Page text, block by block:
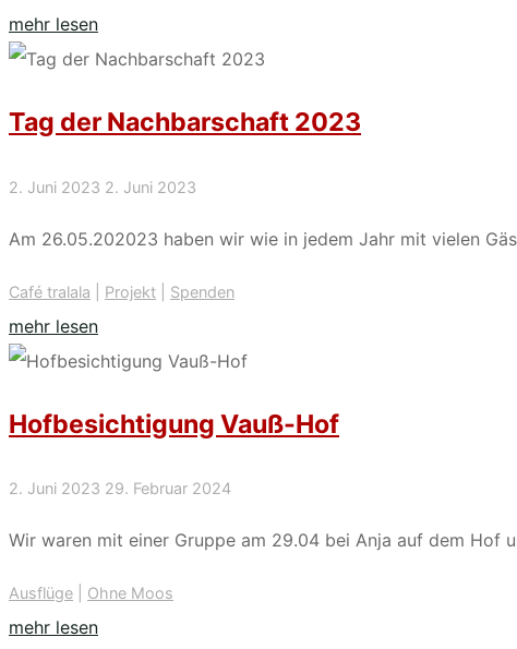
mehr lesen"Spendenorgel
Libori
Tag der Nachbarschaft 2023
2. Juni 2023 2. Juni 2023
Am 26.05.202023 haben wir wie in jedem Jahr mit vielen
Café tralala Projekt Spenden
mehr lesen"Tag
der
2023"
Hofbesichtigung Vauß-Hof
2. Juni 2023 29. Februar 2024
Wir waren mit einer Gruppe am 29.04 bei Anja auf dem Hof
Ausflüge Ohne Moos
mehr lesen"Hofbesichtigung